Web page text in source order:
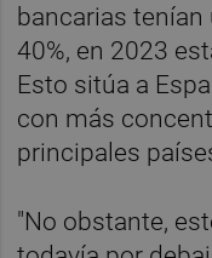
bancarias tenían
40%, en 2023
Esto sitúa a
con más
principales
"No obstante,